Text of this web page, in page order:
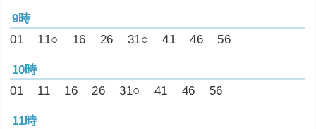
9時
01
11○ 16 26 31○ 41 46 56
10時
01
11 16 26 31○ 41 46 56
11時